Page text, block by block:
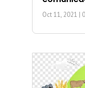
Oct 11, 2021 |